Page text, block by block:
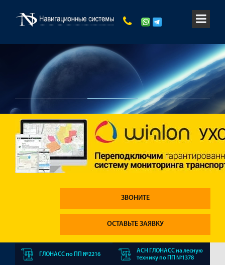
ЗВОНИТЕ
ОСТАВЬТЕ ЗАЯВКУ
ГЛОНАСС по ПП №2216
АСН ГЛОНАСС на лесную
технику по ПП №1378